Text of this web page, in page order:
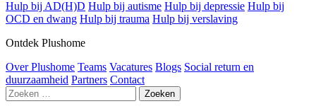
Hulp bij AD(H)D Hulp bij autisme Hulp bij depressie Hulp bij
OCD en dwang Hulp bij trauma Hulp bij verslaving
Ontdek Plushome
Over Plushome Teams Vacatures Blogs Social return en
duurzaamheid Partners Contact
Zoeken
naar: